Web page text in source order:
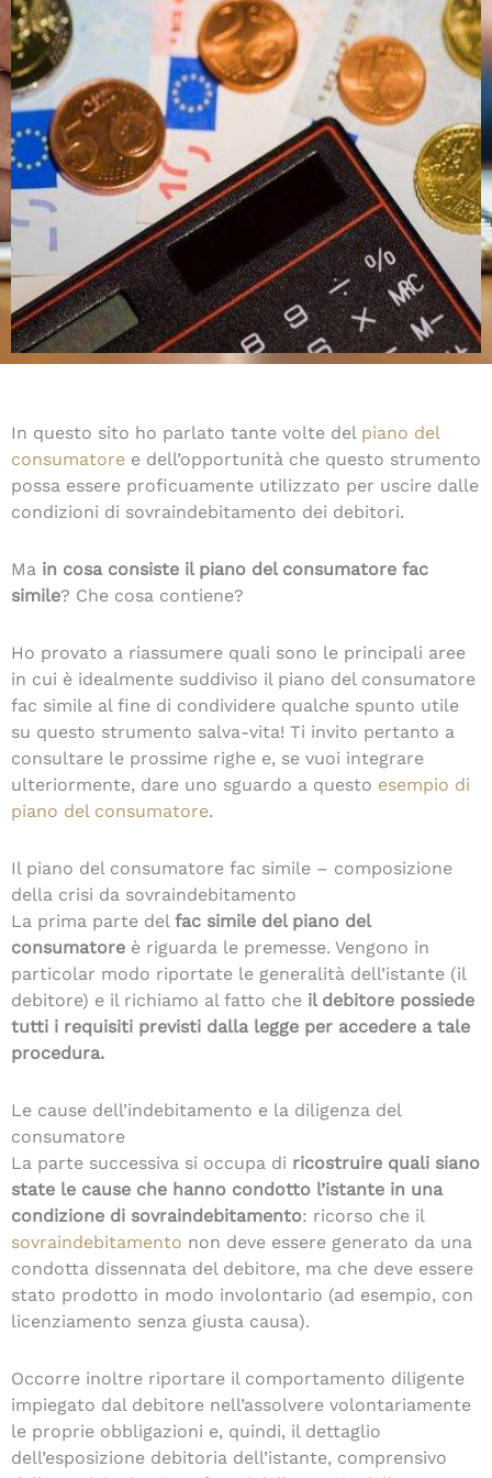
In questo sito ho parlato tante volte del piano del
consumatore e dell’opportunità che questo strumento
possa essere proficuamente utilizzato per uscire dalle
condizioni di sovraindebitamento dei debitori.
Ma in cosa consiste il piano del consumatore fac
simile? Che cosa contiene?
Ho provato a riassumere quali sono le principali aree
in cui è idealmente suddiviso il piano del consumatore
fac simile al fine di condividere qualche spunto utile
su questo strumento salva-vita! Ti invito pertanto a
consultare le prossime righe e, se vuoi integrare
ulteriormente, dare uno sguardo a questo esempio di
piano del consumatore.
Il piano del consumatore fac simile – composizione
della crisi da sovraindebitamento
La prima parte del fac simile del piano del
consumatore è riguarda le premesse. Vengono in
particolar modo riportate le generalità dell’istante (il
debitore) e il richiamo al fatto che il debitore possiede
tutti i requisiti previsti dalla legge per accedere a tale
procedura.
Le cause dell’indebitamento e la diligenza del
consumatore
La parte successiva si occupa di ricostruire quali siano
state le cause che hanno condotto l’istante in una
condizione di sovraindebitamento: ricorso che il
sovraindebitamento non deve essere generato da una
condotta dissennata del debitore, ma che deve essere
stato prodotto in modo involontario (ad esempio, con
licenziamento senza giusta causa).
Occorre inoltre riportare il comportamento diligente
impiegato dal debitore nell’assolvere volontariamente
le proprie obbligazioni e, quindi, il dettaglio
dell’esposizione debitoria dell’istante, comprensivo